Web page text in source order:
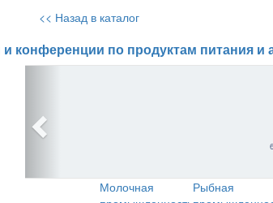
<< Назад в каталог
и конференции по продуктам питания и
Молочная
Рыбная